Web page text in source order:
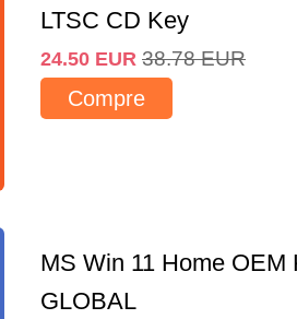
LTSC CD Key
24.50 EUR 38.78 EUR
Compre
MS Win 11 Home OEM
GLOBAL